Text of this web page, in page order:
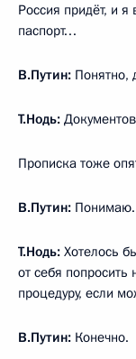
Россия придёт, и я
паспорт…
В.Путин: Понятно,
Т.Нодь:
Прописка тоже
В.Путин: Понимаю.
Т.Нодь: Хотелось
от себя попросить
процедуру, если
В.Путин: Конечно.